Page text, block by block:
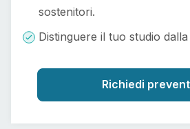
sostenitori.
Distinguere il tuo studio
Richiedi